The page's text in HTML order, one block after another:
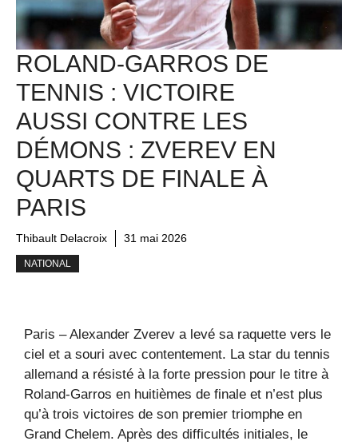
ROLAND-GARROS DE
TENNIS : VICTOIRE
AUSSI CONTRE LES
DÉMONS : ZVEREV EN
QUARTS DE FINALE À
PARIS
Thibault Delacroix 31 mai 2026
NATIONAL
Paris – Alexander Zverev a levé sa raquette vers le
ciel et a souri avec contentement. La star du tennis
allemand a résisté à la forte pression pour le titre à
Roland-Garros en huitièmes de finale et n’est plus
qu’à trois victoires de son premier triomphe en
Grand Chelem. Après des difficultés initiales, le